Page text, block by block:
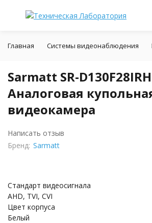
Главная Системы видеонаблюдения
Sarmatt SR-D130F28IRH
Аналоговая
видеокамера
Написать отзыв
Бренд: Sarmatt
Стандарт видеосигнала
AHD, TVI, CVI
Цвет корпуса
Белый